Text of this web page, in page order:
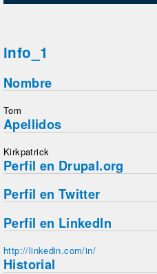
info_1
Nombre
Tom
Apellidos
Kirkpatrick
Perfil en Drupal.org
Perfil en Twitter
Perfil en LinkedIn
http://linkedin.com/in/
Historial